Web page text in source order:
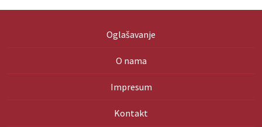
Oglašavanje
O nama
Impresum
Kontakt